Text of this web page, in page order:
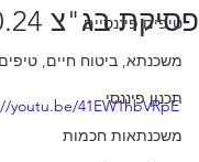
טיפים פיננסיים
משכנתא, ביטוח חיים, טיפים
תכנון פיננסי
משכנתאות חכמות
פסיקת בג"צ 28.10.24
youtu.be/41EW1hbVRpE